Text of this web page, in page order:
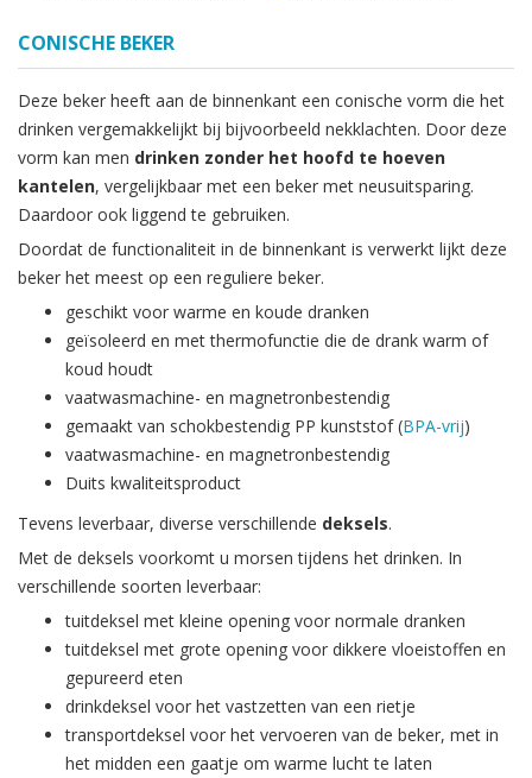
CONISCHE BEKER
Deze beker heeft aan de binnenkant een conische vorm die het
drinken vergemakkelijkt bij bijvoorbeeld nekklachten. Door deze
vorm kan men drinken zonder het hoofd te hoeven
kantelen, vergelijkbaar met een beker met neusuitsparing.
Daardoor ook liggend te gebruiken.
Doordat de functionaliteit in de binnenkant is verwerkt lijkt deze
beker het meest op een reguliere beker.
geschikt voor warme en koude dranken
geïsoleerd en met thermofunctie die de drank warm of
koud houdt
vaatwasmachine- en magnetronbestendig
gemaakt van schokbestendig PP kunststof (BPA-vrij)
vaatwasmachine- en magnetronbestendig
Duits kwaliteitsproduct
Tevens leverbaar, diverse verschillende deksels.
Met de deksels voorkomt u morsen tijdens het drinken. In
verschillende soorten leverbaar:
tuitdeksel met kleine opening voor normale dranken
tuitdeksel met grote opening voor dikkere vloeistoffen en
gepureerd eten
drinkdeksel voor het vastzetten van een rietje
transportdeksel voor het vervoeren van de beker, met in
het midden een gaatje om warme lucht te laten